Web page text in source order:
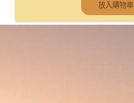
放入購物車